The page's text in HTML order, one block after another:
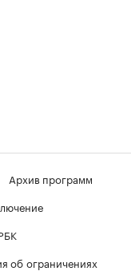
Архив программ
об ограничениях